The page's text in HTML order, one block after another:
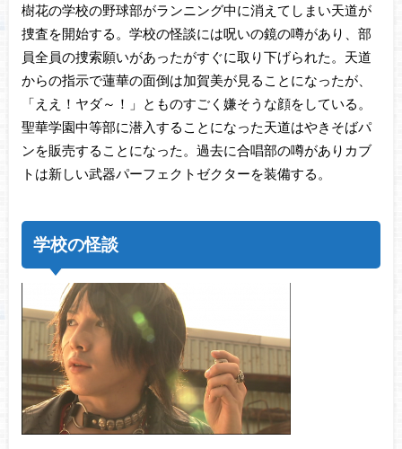
樹花の学校の野球部がランニング中に消えてしまい天道が
捜査を開始する。学校の怪談には呪いの鏡の噂があり、部
員全員の捜索願いがあったがすぐに取り下げられた。天道
からの指示で蓮華の面倒は加賀美が見ることになったが、
「ええ！ヤダ～！」とものすごく嫌そうな顔をしている。
聖華学園中等部に潜入することになった天道はやきそばパ
ンを販売することになった。過去に合唱部の噂がありカブ
トは新しい武器パーフェクトゼクターを装備する。
学校の怪談